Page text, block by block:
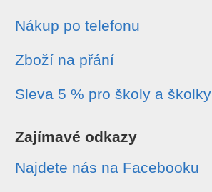
Nákup po telefonu
Zboží na přání
Sleva 5 % pro školy a školky
Zajímavé odkazy
Najdete nás na Facebooku